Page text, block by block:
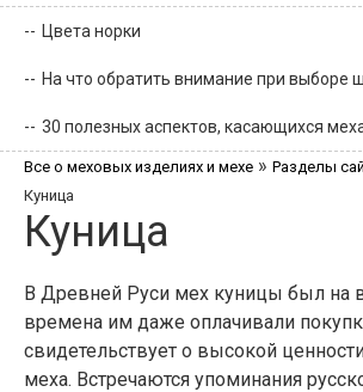
Цвета норки
На что обратить внимание при выборе
30 полезных аспектов, касающихся
Все о меховых изделиях и мехе » Разделы
Куница
Куница
В Древней Руси мех куницы был на
времена им даже оплачивали
свидетельствует о высокой
меха. Встречаются упоминания